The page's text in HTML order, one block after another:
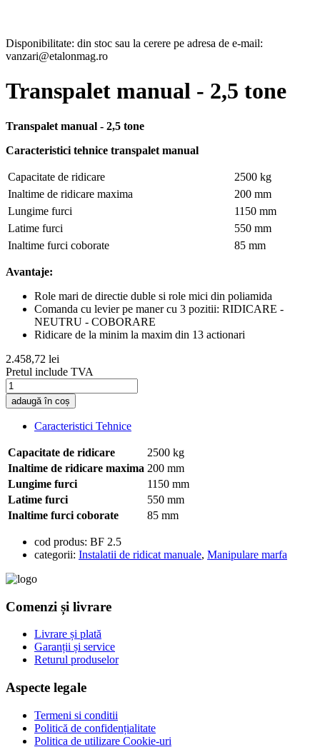
Disponibilitate: din stoc sau la cerere pe adresa de e-mail:
vanzari@etalonmag.ro
Transpalet manual - 2,5 tone
Transpalet manual - 2,5 tone
Caracteristici tehnice transpalet manual
Capacitate de ridicare
2500 kg
Inaltime de ridicare maxima
200 mm
Lungime furci
1150 mm
Latime furci
550 mm
Inaltime furci coborate
85 mm
Avantaje:
Role mari de directie duble si role mici din poliamida
Comanda cu levier pe maner cu 3 pozitii: RIDICARE -
NEUTRU - COBORARE
Ridicare de la minim la maxim din 13 actionari
2.458,72 lei
Pretul include TVA
adaugă în coș
Caracteristici Tehnice
Capacitate de ridicare
2500 kg
Inaltime de ridicare maxima 200 mm
Lungime furci
1150 mm
Latime furci
550 mm
Inaltime furci coborate
85 mm
cod produs: BF 2.5
categorii: Instalatii de ridicat manuale, Manipulare marfa
Comenzi și livrare
Livrare și plată
Garanții și service
Returul produselor
Aspecte legale
Termeni si conditii
Politică de confidențialitate
Politica de utilizare Cookie-uri